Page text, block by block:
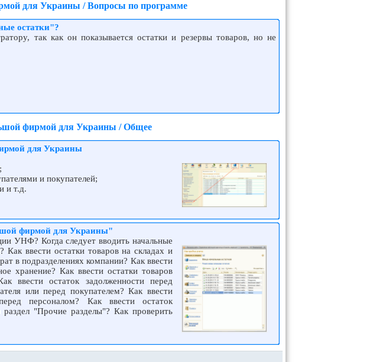
для Украины / Вопросы по программе
остатки"?
так как он показывается остатки и резервы товаров, но не
фирмой для Украины / Общее
для Украины
и покупателей;
и т.д.
фирмой для Украины"
УНФ? Когда следует вводить начальные
Как ввести остатки товаров на складах и
в подразделениях компании? Как ввести
хранение? Как ввести остатки товаров
ввести остаток задолженности перед
или перед покупателем? Как ввести
персоналом? Как ввести остаток
"Прочие разделы"? Как проверить